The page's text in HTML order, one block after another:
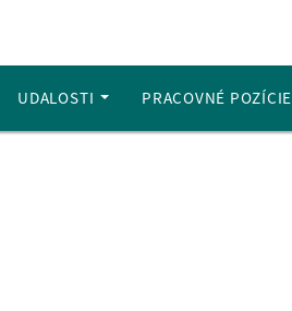
UDALOSTI PRACOVNÉ POZÍCIE